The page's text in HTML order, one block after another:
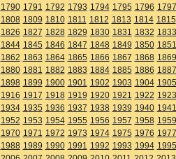
1790 1791 1792 1793 1794 1795 1796 1797
1808 1809 1810 1811 1812 1813 1814 1815
1826 1827 1828 1829 1830 1831 1832 1833
1844 1845 1846 1847 1848 1849 1850 1851
1862 1863 1864 1865 1866 1867 1868 1869
1880 1881 1882 1883 1884 1885 1886 1887
1898 1899 1900 1901 1902 1903 1904 1905
1916 1917 1918 1919 1920 1921 1922 1923
1934 1935 1936 1937 1938 1939 1940 1941
1952 1953 1954 1955 1956 1957 1958 1959
1970 1971 1972 1973 1974 1975 1976 1977
1988 1989 1990 1991 1992 1993 1994 1995